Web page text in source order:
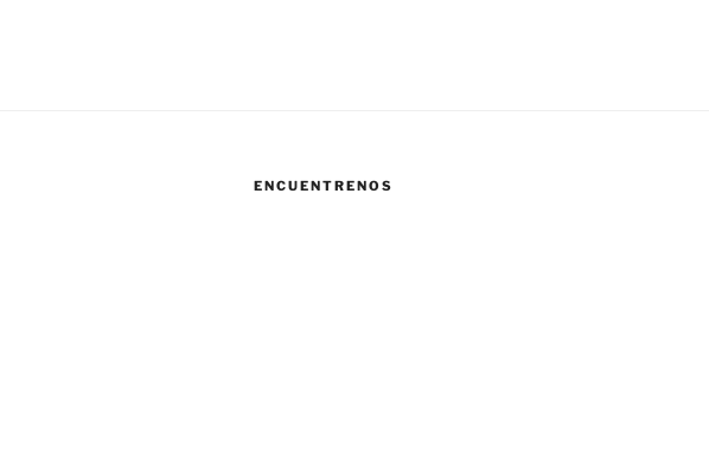
ENCUENTRENOS